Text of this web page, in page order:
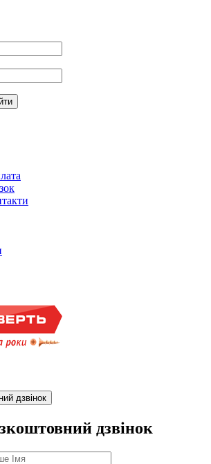
дзвінок
дзвінок